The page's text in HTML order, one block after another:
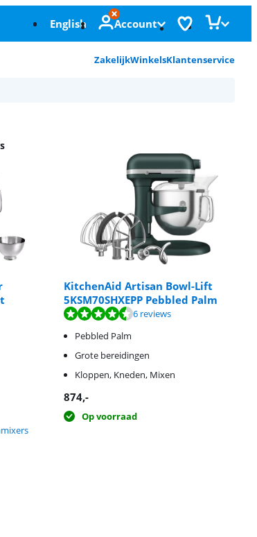
English Account
ZakelijkWinkelsKlantenservice
op 108 reviews.
KitchenAid Artisan Bowl-Lift
5KSM70SHXEPP Pebbled Palm
op 6 reviews.
6 reviews
Pebbled Palm
Grote bereidingen
Kloppen, Kneden, Mixen
874,-
Op voorraad